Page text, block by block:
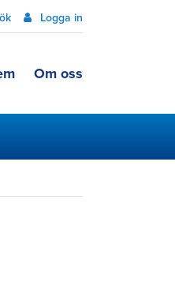
Logga in
Om oss